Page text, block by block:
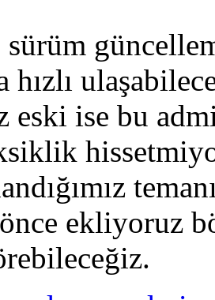
sürüm
hızlı
eski ise bu
ekliyoruz